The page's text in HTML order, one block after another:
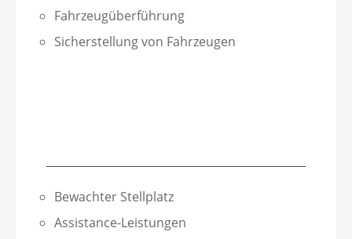
Fahrzeugüberführung
Sicherstellung von Fahrzeugen
Bewachter Stellplatz
Assistance-Leistungen